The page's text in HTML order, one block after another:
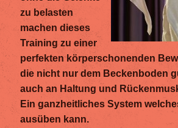
zu belasten
machen dieses
Training zu einer
perfekten körperschonenden
die nicht nur dem Beckenboden
auch an Haltung und
Ein ganzheitliches System
ausüben kann.